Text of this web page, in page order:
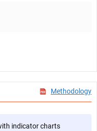
Methodology
indicator charts